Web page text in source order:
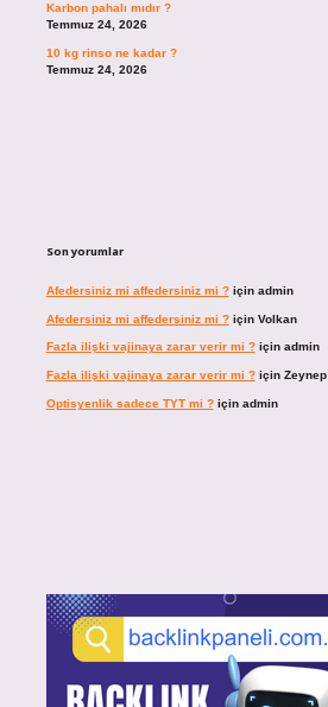
Karbon pahalı mıdır ?
Temmuz 24, 2026
10 kg rinso ne kadar ?
Temmuz 24, 2026
Son yorumlar
Afedersiniz mi affedersiniz mi ?için admin
Afedersiniz mi affedersiniz mi ?için Volkan
Fazla ilişki vajinaya zarar verir mi ?için admin
Fazla ilişki vajinaya zarar verir mi ?için Zeynep
Optisyenlik sadece TYT mi ?için admin